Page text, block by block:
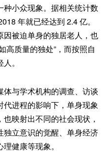
小众现象。据相关统计数
年就已经达到 2.4 亿。
被迫单身的独居老人，也
高质量的独处”，而按照自
。
与学术机构的调查、访谈
进程的影响下，单身现象
映射出不同的社会现状，
立意识的觉醒、单身经济
健康等现象。